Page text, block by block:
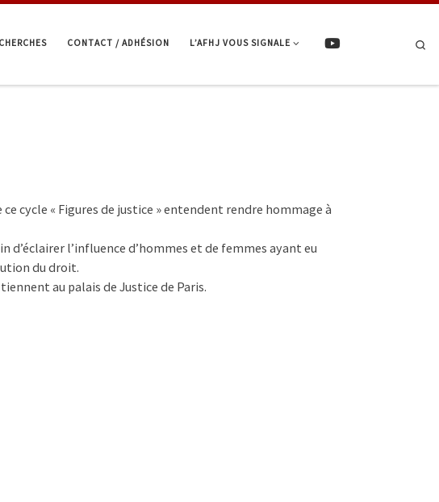
CONTACT / ADHÉSION L’AFHJ VOUS SIGNALE
cycle « Figures de justice » entendent rendre hommage à
l’influence d’hommes et de femmes ayant eu
du droit.
au palais de Justice de Paris.